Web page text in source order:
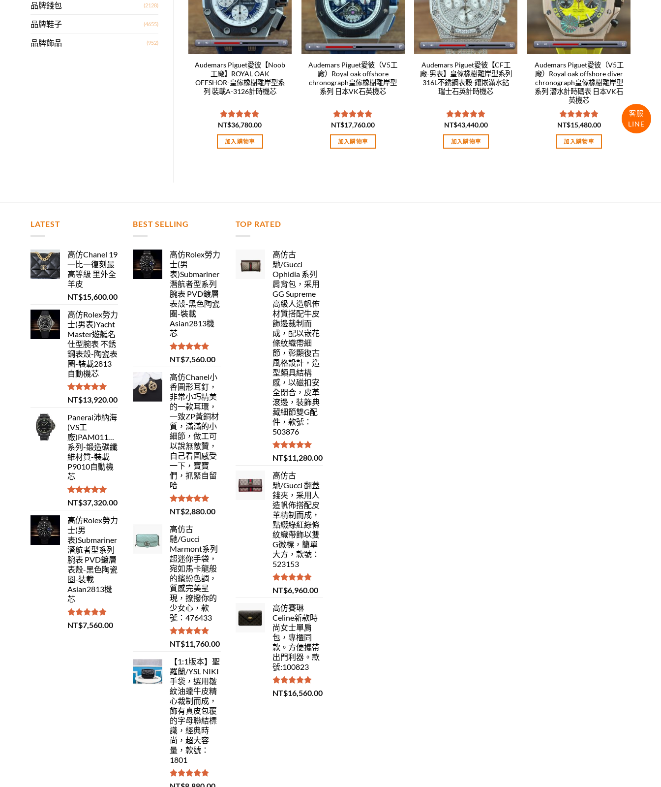
品牌錢包 (2128)
品牌鞋子 (4655)
品牌飾品 (952)
Audemars Piguet愛彼【Noob
工廠】ROYAL OAK
OFFSHOR-皇傢橡樹離岸型系
列 裝載A-3126計時機芯
評分5.00
滿分 5
NT$36,780.00
加入購物車
Audemars Piguet愛彼（V5工
廠）Royal oak offshore
chronograph皇傢橡樹離岸型
系列 日本VK石英機芯
評分5.00
滿分 5
NT$17,760.00
加入購物車
Audemars Piguet愛彼【CF工
廠-男表】皇傢橡樹離岸型系列
316L不銹鋼表殼-鑲嵌滿水鉆
瑞士石英計時機芯
評分5.00
滿分 5
NT$43,440.00
加入購物車
Audemars Piguet愛彼（V5工
廠）Royal oak offshore diver
chronograph皇傢橡樹離岸型
系列 潛水計時碼表 日本VK石
英機芯
評分5.00
滿分 5
NT$15,480.00
加入購物車
LATEST
高仿Chanel 19
一比一復刻最
高等級 里外全
羊皮
NT$15,600.00
高仿Rolex勞力
士(男表)Yacht
Master遊艇名
仕型腕表 不銹
鋼表殼-陶瓷表
圈-裝載2813
自動機芯
評分5.00
滿分 5
NT$13,920.00
Panerai沛納海
(VS工
廠)PAM01118Luminor
系列-鍛造碳纖
維材質-裝載
P9010自動機
芯
評分5.00
滿分 5
NT$37,320.00
高仿Rolex勞力
士(男
表)Submariner
潛航者型系列
腕表 PVD鍍層
表殼-黑色陶瓷
圈-裝載
Asian2813機
芯
評分 5.00
滿分 5
NT$7,560.00
BEST SELLING
高仿Rolex勞力
士(男
表)Submariner
潛航者型系列
腕表 PVD鍍層
表殼-黑色陶瓷
圈-裝載
Asian2813機
芯
評分 5.00
滿分 5
NT$7,560.00
高仿Chanel小
香圓形耳釘，
非常小巧精美
的一款耳環，
一致ZP黃銅材
質，滿滿的小
細節，做工可
以說無敵贊，
自己看圖感受
一下，寶寶
們，抓緊自留
哈
評分 5.00
滿分 5
NT$2,880.00
高仿古
馳/Gucci
Marmont系列
超迷你手袋，
宛如馬卡龍般
的繽紛色調，
質感完美呈
現，撩撥你的
少女心，款
號：476433
評分5.00
滿分 5
NT$11,760.00
【1:1版本】聖
羅蘭/YSL NIKI
手袋，選用皺
紋油蠟牛皮精
心裁制而成，
飾有真皮包覆
的字母聯結標
識，經典時
尚，超大容
量，款號：
1801
評分 5.00
TOP RATED
高仿古
馳/Gucci
Ophidia 系列
肩背包，采用
GG Supreme
高級人造帆佈
材質搭配牛皮
飾邊裁制而
成，配以嵌花
條紋織帶細
節，彰顯復古
風格設計，造
型頗具結構
感，以磁扣安
全閉合，皮革
滾邊，裝飾典
藏細節雙G配
件，款號：
503876
評分5.00
滿分 5
NT$11,280.00
高仿古
馳/Gucci 翻蓋
錢夾，采用人
造帆佈搭配皮
革精制而成，
點綴綠紅綠條
紋織帶飾以雙
G徽標，簡單
大方，款號：
523153
評分5.00
滿分 5
NT$6,960.00
高仿賽琳
Celine新款時
尚女士單肩
包，專櫃同
款。方便攜帶
出門利器。款
號:100823
評分5.00
滿分 5
NT$16,560.00
客服
LINE